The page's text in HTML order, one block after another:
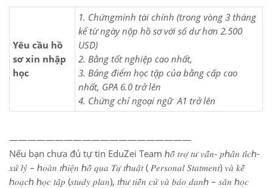
Yêu cầu hồ
sơ xin nhập
học
1. Chứngminh tài chính (trong vòng 3 tháng
kể từ ngày nộp hồ sơ với số dư hơn 2.500
USD)
2. Bằng tốt nghiệp cao nhất,
3. Bảng điểm học tập của bằng cấp cao
nhất, GPA 6.0 trở lên
4. Chứng chỉ ngoại ngữ A1 trở lên
————————————————————
Nếu bạn chưa đủ tự tin EduZei Team ℎ𝑜̂̃ 𝑡𝑟𝑜̛̣ 𝑡𝑢̛ 𝑣𝑎̂́𝑛- 𝑝ℎ𝑎̂𝑛 𝑡𝑖́𝑐ℎ-
𝑥𝑢̛̉ 𝑙𝑦́ – ℎ𝑜𝑎̀𝑛 𝑡ℎ𝑖𝑒̣̂𝑛 ℎ𝑜̂̀ 𝑞𝑢𝑎 𝑇𝑢̛̣ 𝑡ℎ𝑢𝑎̣̂𝑡 ( 𝑃𝑒𝑟𝑠𝑜𝑛𝑎𝑙 𝑆𝑡𝑎𝑡𝑚𝑒𝑛𝑡) 𝑣𝑎̀ 𝑘𝑒̂́
ℎ𝑜𝑎̣𝑐ℎ ℎ𝑜̣𝑐 𝑡𝑎̣̂𝑝 (𝑠𝑡𝑢𝑑𝑦 𝑝𝑙𝑎𝑛), 𝑡ℎ𝑢̛ 𝑡𝑖𝑒̂́𝑛 𝑐𝑢̛̉ 𝑣𝑎̀ 𝑏𝑎́𝑜 𝑑𝑎𝑛ℎ – 𝑠𝑎̆𝑛 ℎ𝑜̣𝑐